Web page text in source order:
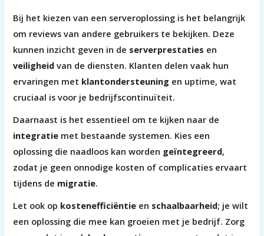
Bij het kiezen van een serveroplossing is het belangrijk
om reviews van andere gebruikers te bekijken. Deze
kunnen inzicht geven in de serverprestaties en
veiligheid van de diensten. Klanten delen vaak hun
ervaringen met klantondersteuning en uptime, wat
cruciaal is voor je bedrijfscontinuïteit.
Daarnaast is het essentieel om te kijken naar de
integratie met bestaande systemen. Kies een
oplossing die naadloos kan worden geïntegreerd,
zodat je geen onnodige kosten of complicaties ervaart
tijdens de migratie.
Let ook op kostenefficiëntie en schaalbaarheid; je wilt
een oplossing die mee kan groeien met je bedrijf. Zorg